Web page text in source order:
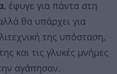
, έφυγε για πάντα στη
θα υπάρχει για
της υπόσταση,
και τις γλυκές μνήμες
αγάπησαν.